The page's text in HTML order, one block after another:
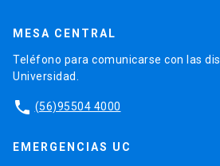
MESA CENTRAL
Teléfono para comunicarse con las
Universidad.
phone (56)95504 4000
EMERGENCIAS UC